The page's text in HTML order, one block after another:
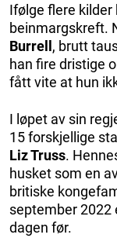
Ifølge flere kilder
beinmargskreft.
Burrell , brutt
han fire dristige
fått vite at hun
I løpet av sin
15 forskjellige
Liz Truss.
husket som en
britiske
september 2022
dagen før.